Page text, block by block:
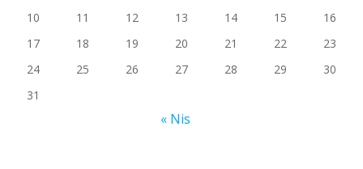
10
11 12 13 14 15
16
17
18 19 20 21 22
23
24
25 26 27 28 29
30
31
« Nis